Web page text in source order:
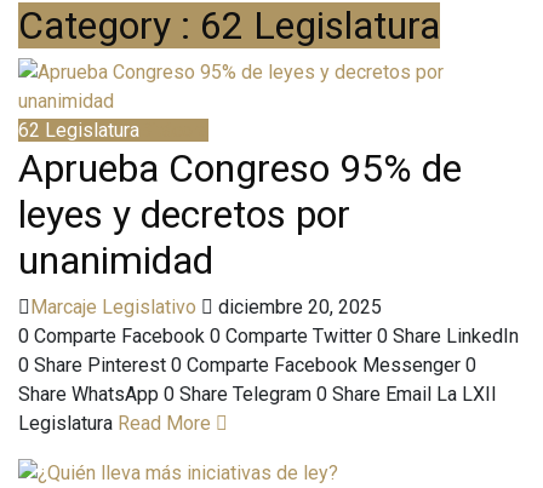
Category : 62 Legislatura
62 Legislatura
Aprueba Congreso 95% de
leyes y decretos por
unanimidad
Marcaje Legislativo
diciembre 20, 2025
0 Comparte Facebook 0 Comparte Twitter 0 Share LinkedIn
0 Share Pinterest 0 Comparte Facebook Messenger 0
Share WhatsApp 0 Share Telegram 0 Share Email La LXII
Legislatura Read More